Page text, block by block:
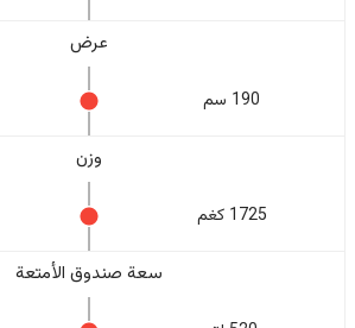
عرض
190 سم
وزن
1725 كغم
سعة صندوق الأمتعة